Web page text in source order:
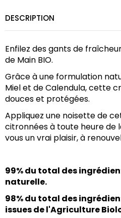
DESCRIPTION
Enfilez des gants de
de Main BIO.
Grâce à une formulation
Miel et de Calendula, cette
douces et protégées.
Appliquez une noisette de
citronnées à toute heure de
vous un vrai plaisir, à
99% du total des
naturelle.
98% du total des
issues de l'Agriculture